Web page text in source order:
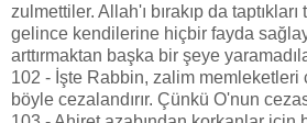
zulmettiler. Allah'ı bırakıp da
gelince kendilerine hiçbir fayda
arttırmaktan başka bir şeye
102 - İşte Rabbin, zalim memleketleri
böyle cezalandırır. Çünkü O'nun